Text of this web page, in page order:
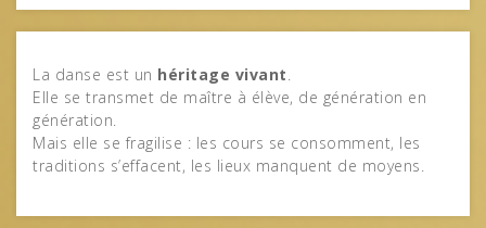
La danse est un héritage vivant.
Elle se transmet de maître à élève, de génération en
génération.
Mais elle se fragilise : les cours se consomment, les
traditions s’effacent, les lieux manquent de moyens.